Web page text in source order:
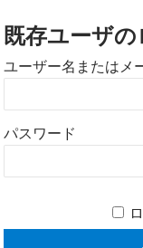
既存ユーザ
ユーザー名またはメ
パスワード